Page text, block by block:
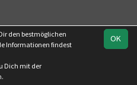
OK
den bestmöglichen
Informationen findest
Dich mit der